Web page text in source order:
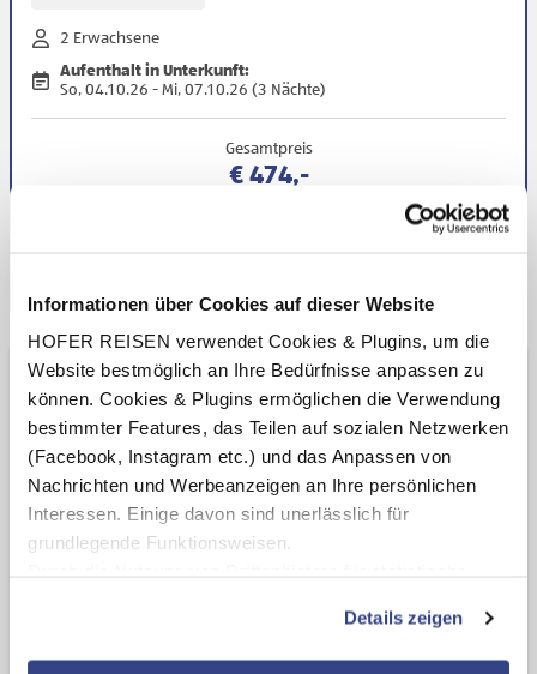
Informationen über Cookies auf dieser Website
HOFER REISEN verwendet Cookies & Plugins, um die
Website bestmöglich an Ihre Bedürfnisse anpassen zu
können. Cookies & Plugins ermöglichen die Verwendung
bestimmter Features, das Teilen auf sozialen Netzwerken
(Facebook, Instagram etc.) und das Anpassen von
Nachrichten und Werbeanzeigen an Ihre persönlichen
Interessen. Einige davon sind unerlässlich für
grundlegende Funktionsweisen.
zusätzliche Dienste bzw. Technologien von Drittanbietern
nutzen und uns sowie Dritten weitere Personalisierungen
Details zeigen
2 Erwachsene
Aufenthalt in Unterkunft:
So, 04.10.26 - Mi, 07.10.26 (3 Nächte)
Gesamtpreis
€ 474,-
Doppelzimmer Balkon '2+1'
Halbpension plus
Aufenthalt in Unterkunft:
So, 04.10.26 - Mi, 07.10.26 (3 Nächte)